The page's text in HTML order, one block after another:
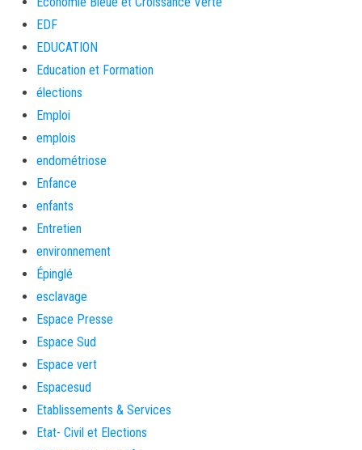
EDF
EDUCATION
Education et Formation
élections
Emploi
emplois
endométriose
Enfance
enfants
Entretien
environnement
Épinglé
esclavage
Espace Presse
Espace Sud
Espace vert
Espacesud
Etablissements & Services
Etat- Civil et Elections